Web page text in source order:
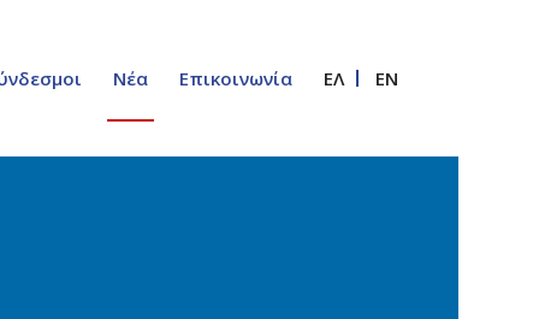
Νέα Επικοινωνία ΕΛ EN